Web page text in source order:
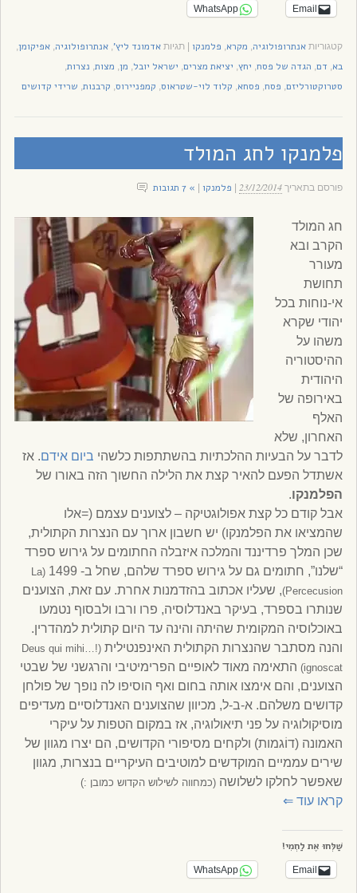
Email
WhatsApp
קטגוריותאנתרופולוגיה, מקרא, פלמנקו |תגיותאדמונד ליץ',אנתרופולוגיה,אפיקומן,
בא, דם, הגדה של פסח, יחץ, יציאת מצרים, ישראל יובל, מן, מצות, נצרות,
סטרוקטורליזם, פסח, פסחא, קלוד לוי-שטראוס, קמפניירוס, קרבנות, שרידי קדושים
פלמנקו לחג המולד
פורסם בתאריך23/12/2014 פלמנקו » 7 תגובות
חג המולד
הקרב ובא
מעורר
תחושת
אי-נוחות בכל
יהודי שקרא
משהו על
ההיסטוריה
היהודית
באירופה של
האלף
האחרון, שלא
לדבר על הבעיות ההלכתיות בהשתתפות כלשהי ביום אידם. אז
אשתדל הפעם להאיר קצת את הלילה החשוך הזה באורו של
הפלמנקו.
אבל קודם כל קצת אפולוגטיקה – לצוענים עצמם (=אלו
שהמציאו את הפלמנקו) יש חשבון ארוך עם הנצרות הקתולית,
שכן המלך פרדיננד והמלכה איזבלה החתומים על גירוש ספרד
“שלנו”, חתומים גם על גירוש ספרד שלהם, שחל ב- 1499
(La
Percecusion) , שעליו אכתוב בהזדמנות אחרת. עם זאת, הצוענים
שנותרו בספרד, בעיקר באנדלוסיה, פרו ורבו ולבסוף נטמעו
באוכלוסיה המקומית שהיתה והינה עד היום קתולית למהדרין.
והנה מסתבר שהנצרות הקתולית האינפנטילית
(!…Deus qui mihi
ignoscat) התאימה מאוד לאופיים הפרימיטיבי והרגשני של שבטי
הצוענים, והם אימצו אותה בחום ואף הוסיפו לה נופך של פולחן
קדושים משלהם. א-ב-ל, מכיוון שהצוענים האנדלוסיים מעדיפים
מוסיקולוגיה על פני תיאולוגיה, אז במקום הטפות על עיקרי
האמונה (דוֹגמות) ולקחים מסיפורי הקדושים, הם יצרו מגוון של
שירים עממיים המוקדשים למוטיבים העיקריים בנצרות, מגוון
שאפשר לחלקו לשלושה(כמחווה לשילוש הקדוש כמובן :)
קראו עוד⇐
שַׁלְּחוּ אֶת לַחְמִי!
Email
WhatsApp